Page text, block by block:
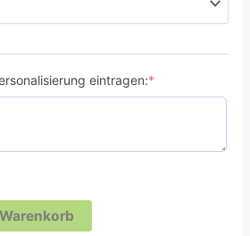
eintragen:*